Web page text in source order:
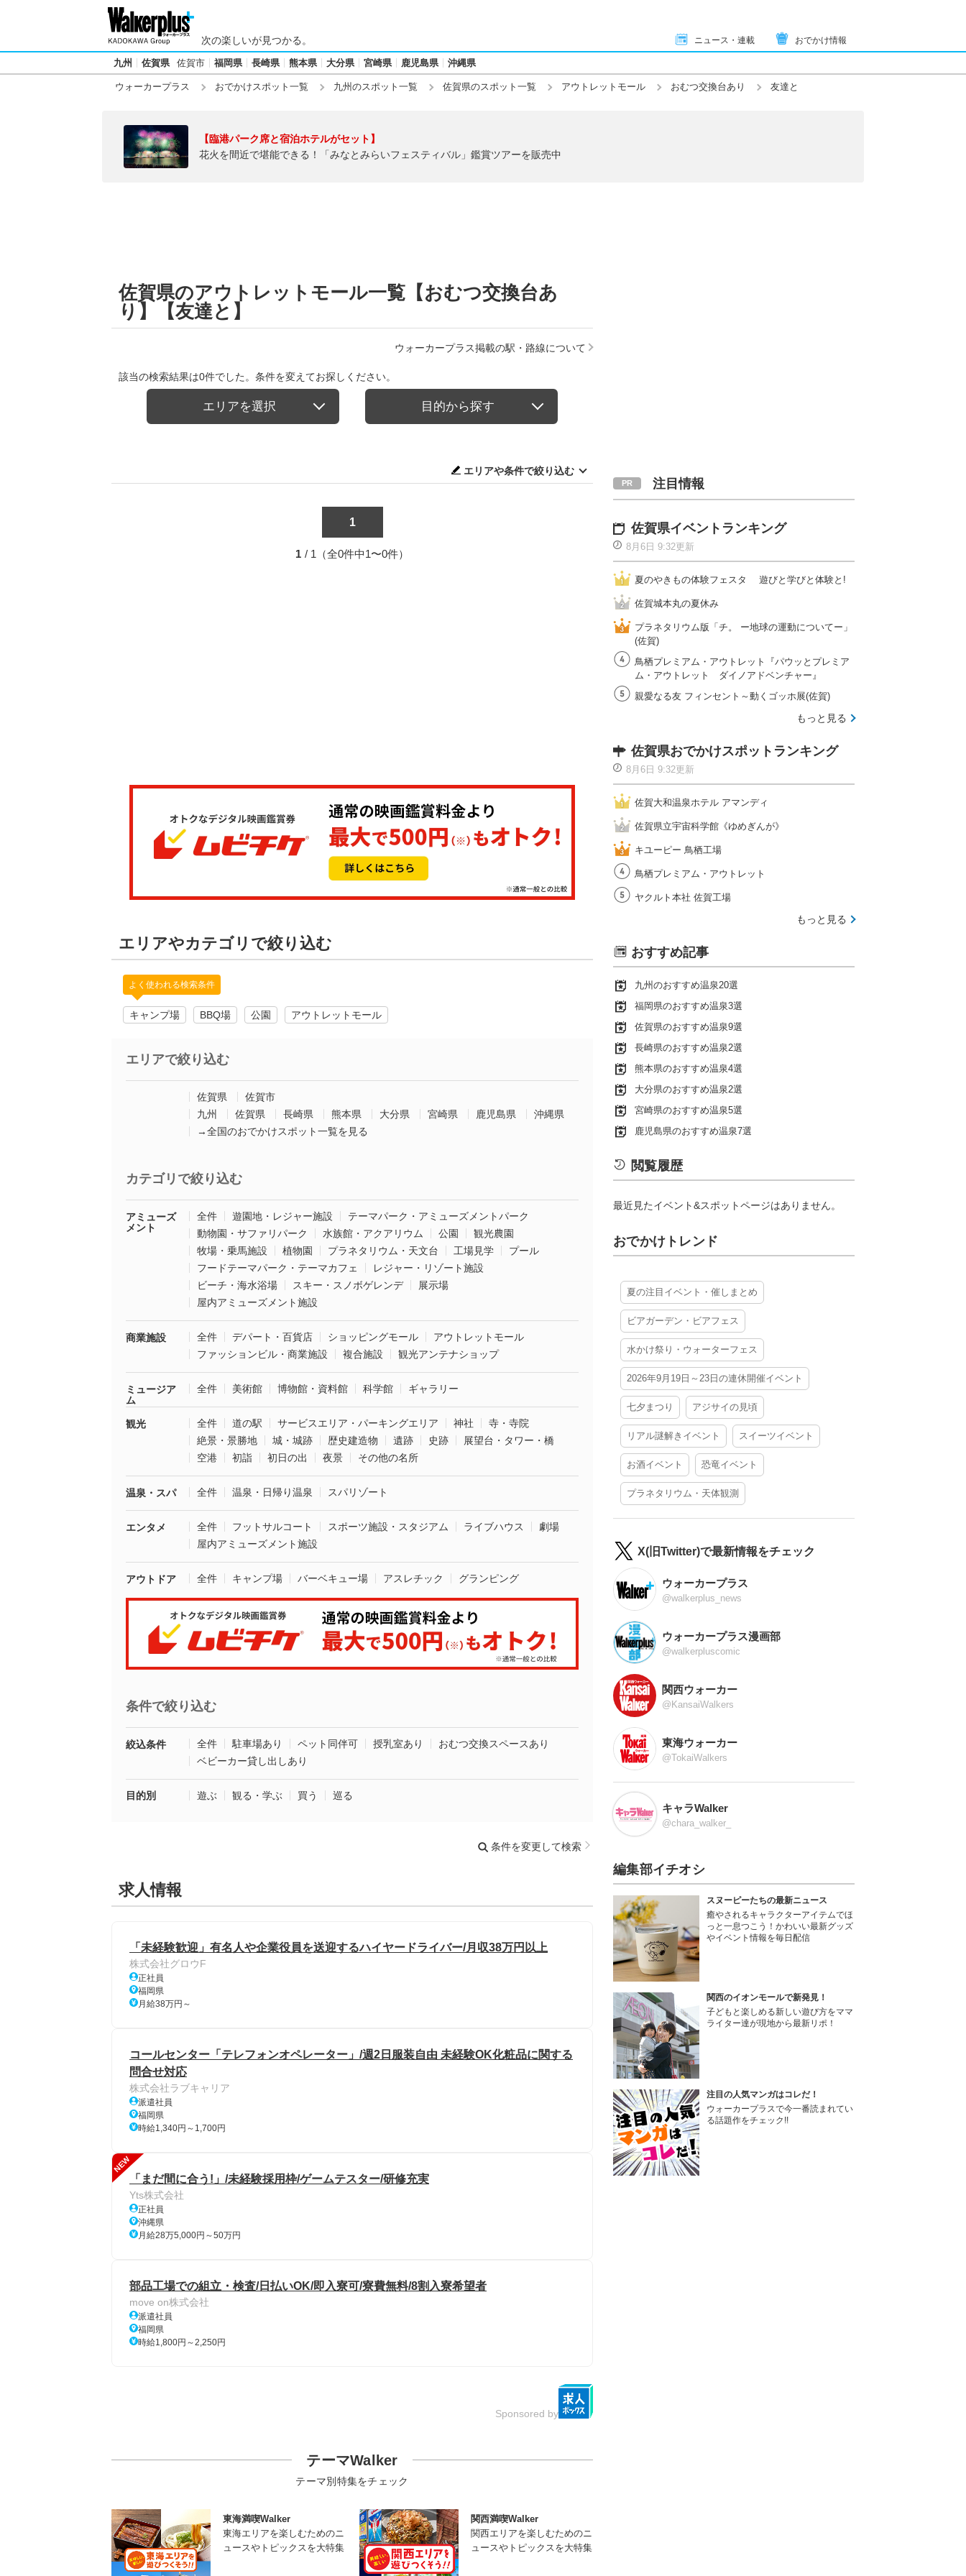
次の楽しいが見つかる。 ニュース・連載 おでかけ情報
九州 佐賀県 佐賀市 福岡県 長崎県 熊本県 大分県 宮崎県 鹿児島県 沖縄県
ウォーカープラス おでかけスポット一覧 九州のスポット一覧 佐賀県のスポット一覧 アウトレットモール おむつ交換台あり 友達と
【臨港パーク席と宿泊ホテルがセット】
花火を間近で堪能できる！「みなとみらいフェスティバル」鑑賞ツアーを販売中
佐賀県のアウトレットモール一覧【おむつ交換台あ
り】【友達と】
ウォーカープラス掲載の駅・路線について
該当の検索結果は0件でした。条件を変えてお探しください。
エリアを選択 目的から探す
エリアや条件で絞り込む
1
1 / 1（全0件中1〜0件）
エリアやカテゴリで絞り込む
よく使われる検索条件
キャンプ場 BBQ場 公園 アウトレットモール
エリアで絞り込む
佐賀県
佐賀市
九州
佐賀県 長崎県 熊本県 大分県 宮崎県 鹿児島県
沖縄県
→全国のおでかけスポット一覧を見る
カテゴリで絞り込む
アミューズ
メント
全件 遊園地・レジャー施設
テーマパーク・アミューズメントパーク
動物園・サファリパーク
水族館・アクアリウム 公園
観光農園
牧場・乗馬施設
植物園 プラネタリウム・天文台 工場見学
プール
フードテーマパーク・テーマカフェ
レジャー・リゾート施設
ビーチ・海水浴場
スキー・スノボゲレンデ
展示場
屋内アミューズメント施設
商業施設 全件 デパート・百貨店 ショッピングモール
アウトレットモール
ファッションビル・商業施設
複合施設 観光アンテナショップ
ミュージア
ム
全件 美術館 博物館・資料館 科学館 ギャラリー
観光 全件 道の駅 サービスエリア・パーキングエリア 神社
寺・寺院
絶景・景勝地
城・城跡 歴史建造物 遺跡 史跡
展望台・タワー・橋
空港
初詣 初日の出 夜景 その他の名所
温泉・スパ 全件 温泉・日帰り温泉 スパリゾート
エンタメ 全件 フットサルコート スポーツ施設・スタジアム ライブハウス
劇場
屋内アミューズメント施設
アウトドア 全件 キャンプ場 バーベキュー場 アスレチック グランピング
条件で絞り込む
絞込条件 全件 駐車場あり ペット同伴可 授乳室あり
おむつ交換スペースあり
ベビーカー貸し出しあり
目的別 遊ぶ 観る・学ぶ 買う 巡る
条件を変更して検索
求人情報
「未経験歓迎」有名人や企業役員を送迎するハイヤードライバー/月収38万円以上
株式会社グロウF
正社員
福岡県
月給38万円～
コールセンター「テレフォンオペレーター」/週2日服装自由 未経験OK化粧品に関する
問合せ対応
株式会社ラブキャリア
派遣社員
福岡県
時給1,340円～1,700円
NEW
「まだ間に合う!」/未経験採用枠/ゲームテスター/研修充実
Yts株式会社
正社員
沖縄県
月給28万5,000円～50万円
部品工場での組立・検査/日払いOK/即入寮可/寮費無料/8割入寮希望者
move on株式会社
派遣社員
福岡県
時給1,800円～2,250円
Sponsored by
テーマWalker
テーマ別特集をチェック
東海満喫Walker
東海エリアを楽しむためのニ
ュースやトピックスを大特集
関西満喫Walker
関西エリアを楽しむためのニ
ュースやトピックスを大特集
注目情報
佐賀県イベントランキング
8月6日 9:32更新
夏のやきもの体験フェスタ 遊びと学びと体験と!
佐賀城本丸の夏休み
プラネタリウム版「チ。 ー地球の運動についてー」
(佐賀)
鳥栖プレミアム・アウトレット『パウッとプレミア
ム・アウトレット ダイノアドベンチャー』
親愛なる友 フィンセント～動くゴッホ展(佐賀)
もっと見る
佐賀県おでかけスポットランキング
8月6日 9:32更新
佐賀大和温泉ホテル アマンディ
佐賀県立宇宙科学館《ゆめぎんが》
キユーピー 鳥栖工場
鳥栖プレミアム・アウトレット
ヤクルト本社 佐賀工場
もっと見る
おすすめ記事
九州のおすすめ温泉20選
福岡県のおすすめ温泉3選
佐賀県のおすすめ温泉9選
長崎県のおすすめ温泉2選
熊本県のおすすめ温泉4選
大分県のおすすめ温泉2選
宮崎県のおすすめ温泉5選
鹿児島県のおすすめ温泉7選
閲覧履歴
最近見たイベント&スポットページはありません。
おでかけトレンド
夏の注目イベント・催しまとめ
ビアガーデン・ビアフェス
水かけ祭り・ウォーターフェス
2026年9月19日～23日の連休開催イベント
七夕まつり アジサイの見頃
リアル謎解きイベント スイーツイベント
お酒イベント 恐竜イベント
プラネタリウム・天体観測
X(旧Twitter)で最新情報をチェック
ウォーカープラス
@walkerplus_news
ウォーカープラス漫画部
@walkerpluscomic
関西ウォーカー
@KansaiWalkers
東海ウォーカー
@TokaiWalkers
キャラWalker
@chara_walker_
編集部イチオシ
スヌーピーたちの最新ニュース
癒やされるキャラクターアイテムでほ
っと一息つこう！かわいい最新グッズ
やイベント情報を毎日配信
関西のイオンモールで新発見！
子どもと楽しめる新しい遊び方をママ
ライター達が現地から最新リポ！
注目の人気マンガはコレだ！
ウォーカープラスで今一番読まれてい
る話題作をチェック!!